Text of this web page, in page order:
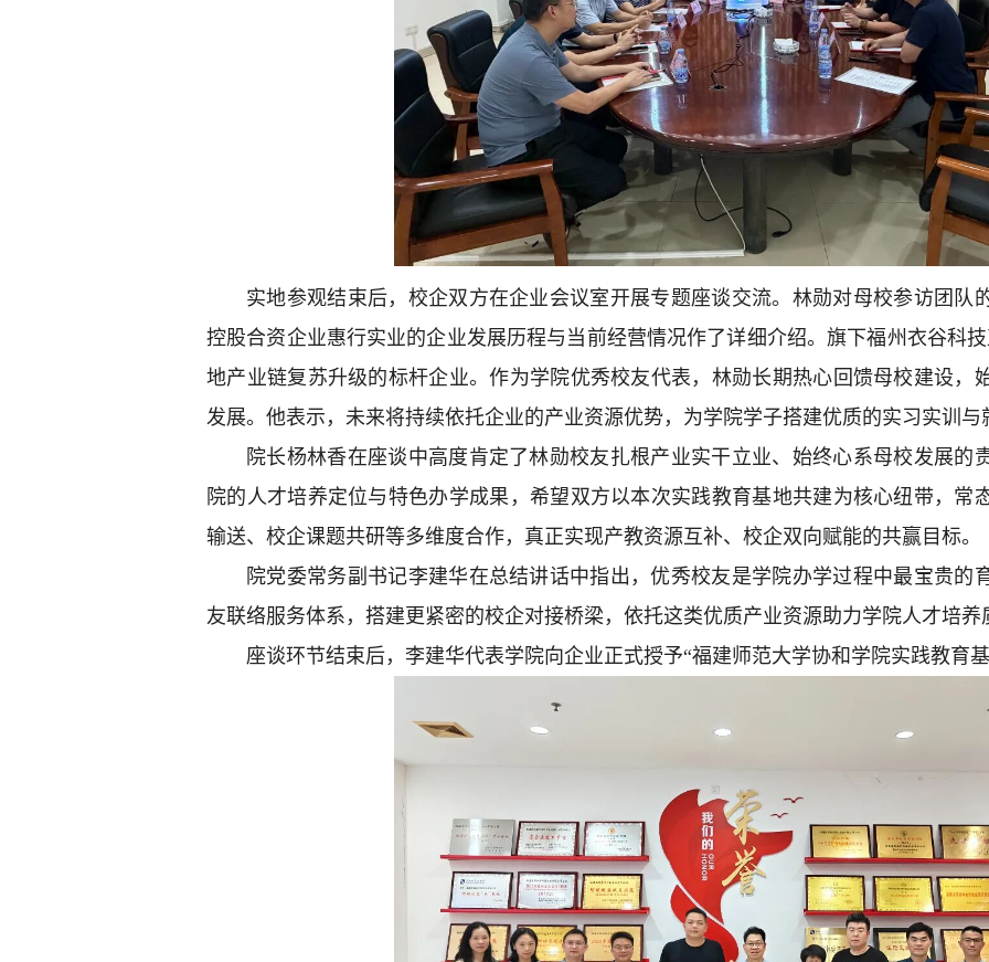
实地参观结束后，校企双方在企业会议室开展专题座谈交流。林勋对母校参访团队
控股合资企业惠行实业的企业发展历程与当前经营情况作了详细介绍。旗下福州衣谷科
地产业链复苏升级的标杆企业。作为学院优秀校友代表，林勋长期热心回馈母校建设，
发展。他表示，未来将持续依托企业的产业资源优势，为学院学子搭建优质的实习实训与
院长杨林香在座谈中高度肯定了林勋校友扎根产业实干立业、始终心系母校发展的
院的人才培养定位与特色办学成果，希望双方以本次实践教育基地共建为核心纽带，常
输送、校企课题共研等多维度合作，真正实现产教资源互补、校企双向赋能的共赢目标。
院党委常务副书记李建华在总结讲话中指出，优秀校友是学院办学过程中最宝贵的
友联络服务体系，搭建更紧密的校企对接桥梁，依托这类优质产业资源助力学院人才培养
座谈环节结束后，李建华代表学院向企业正式授予“福建师范大学协和学院实践教育